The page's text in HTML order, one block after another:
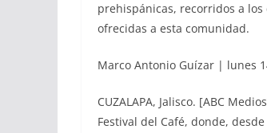
prehispánicas, recorridos a los
ofrecidas a esta comunidad.
Marco Antonio Guízar | lunes
CUZALAPA, Jalisco. [ABC
Festival del Café, donde,